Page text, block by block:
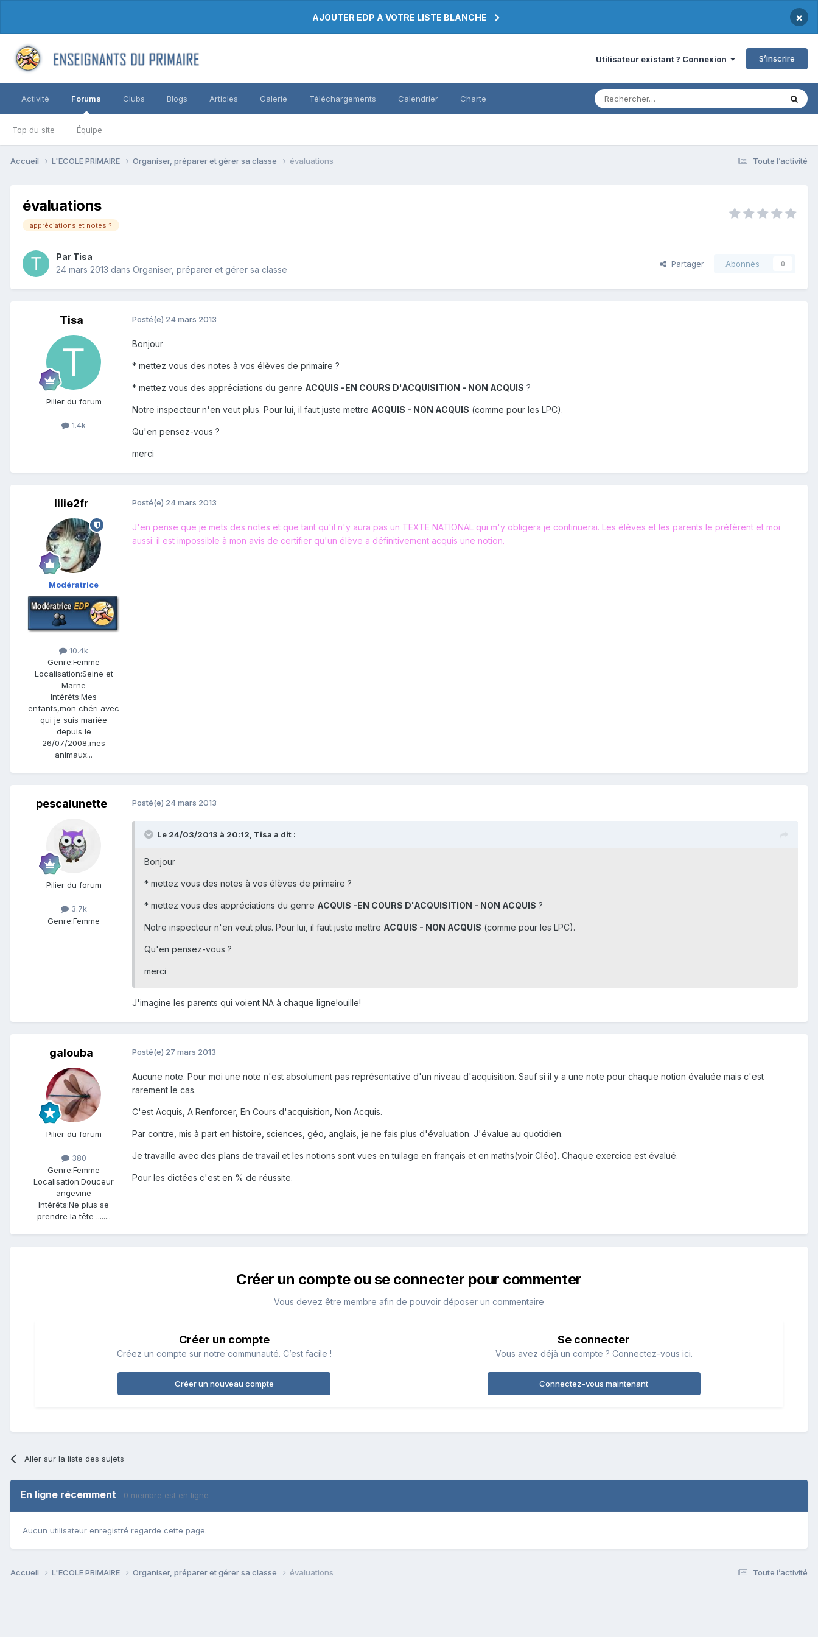
AJOUTER EDP A VOTRE LISTE BLANCHE ×
Utilisateur existant ? Connexion S’inscrire
Activité Forums
Top du site Équipe
Clubs Blogs Articles Galerie Téléchargements Calendrier Charte
Toute l’activité
Accueil L'ECOLE PRIMAIRE Organiser, préparer et gérer sa classe évaluations
évaluations
appréciations et notes ?
Par Tisa
24 mars 2013 dans Organiser, préparer et gérer sa classe
Partager Abonnés 0
Tisa
Pilier du forum
1.4k
Posté(e) 24 mars 2013
Bonjour
* mettez vous des notes à vos élèves de primaire ?
* mettez vous des appréciations du genre ACQUIS -EN COURS D'ACQUISITION - NON ACQUIS ?
Notre inspecteur n'en veut plus. Pour lui, il faut juste mettre ACQUIS - NON ACQUIS (comme pour les LPC).
Qu'en pensez-vous ?
merci
lilie2fr
Modératrice
10.4k
Genre:Femme
Localisation:Seine et
Marne
Intérêts:Mes
enfants,mon chéri avec
qui je suis mariée
depuis le
26/07/2008,mes
animaux...
Posté(e) 24 mars 2013
J'en pense que je mets des notes et que tant qu'il n'y aura pas un TEXTE NATIONAL qui m'y obligera je continuerai. Les élèves et les parents le préfèrent et moi
aussi: il est impossible à mon avis de certifier qu'un élève a définitivement acquis une notion.
pescalunette
Pilier du forum
3.7k
Genre:Femme
Posté(e) 24 mars 2013
Le 24/03/2013 à 20:12, Tisa a dit :
Bonjour
* mettez vous des notes à vos élèves de primaire ?
* mettez vous des appréciations du genre ACQUIS -EN COURS D'ACQUISITION - NON ACQUIS ?
Notre inspecteur n'en veut plus. Pour lui, il faut juste mettre ACQUIS - NON ACQUIS (comme pour les LPC).
Qu'en pensez-vous ?
merci
J'imagine les parents qui voient NA à chaque ligne!ouille!
galouba
Pilier du forum
380
Genre:Femme
Localisation:Douceur
angevine
Intérêts:Ne plus se
prendre la tête ........
Posté(e) 27 mars 2013
Aucune note. Pour moi une note n'est absolument pas représentative d'un niveau d'acquisition. Sauf si il y a une note pour chaque notion évaluée mais c'est
rarement le cas.
C'est Acquis, A Renforcer, En Cours d'acquisition, Non Acquis.
Par contre, mis à part en histoire, sciences, géo, anglais, je ne fais plus d'évaluation. J'évalue au quotidien.
Je travaille avec des plans de travail et les notions sont vues en tuilage en français et en maths(voir Cléo). Chaque exercice est évalué.
Pour les dictées c'est en % de réussite.
Créer un compte ou se connecter pour commenter
Vous devez être membre afin de pouvoir déposer un commentaire
Créer un compte
Créez un compte sur notre communauté. C’est facile !
Créer un nouveau compte
Se connecter
Vous avez déjà un compte ? Connectez-vous ici.
Connectez-vous maintenant
Aller sur la liste des sujets
En ligne récemment 0 membre est en ligne
Aucun utilisateur enregistré regarde cette page.
Toute l’activité
Accueil L'ECOLE PRIMAIRE Organiser, préparer et gérer sa classe évaluations